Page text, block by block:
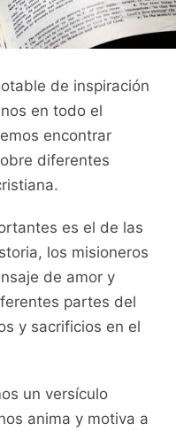
de inspiración
en todo el
encontrar
diferentes
es el de las
los misioneros
de amor y
partes del
y sacrificios en el
un versículo
anima y motiva a